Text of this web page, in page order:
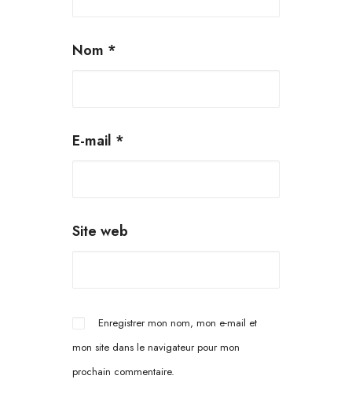
Nom *
E-mail *
Site web
Enregistrer mon nom, mon e-mail et
mon site dans le navigateur pour mon
prochain commentaire.